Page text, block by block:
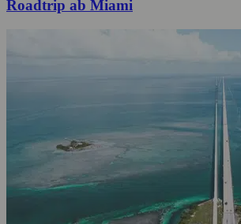
Roadtrip ab Miami